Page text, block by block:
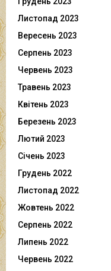
Листопад 2023
Вересень 2023
Серпень 2023
Червень 2023
Травень 2023
Квітень 2023
Березень 2023
Лютий 2023
Січень 2023
Грудень 2022
Листопад 2022
Жовтень 2022
Серпень 2022
Липень 2022
Червень 2022